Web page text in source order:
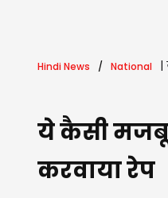
Hindi News National
ये कैसी
करवाया रेप